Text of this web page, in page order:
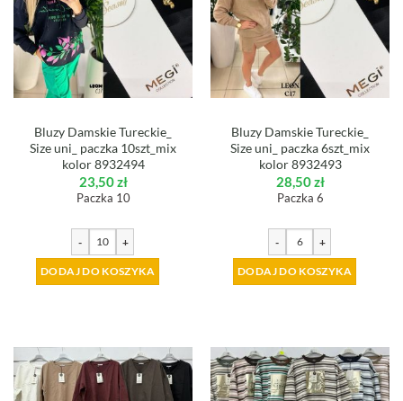
Bluzy Damskie Tureckie_
Size uni_ paczka 10szt_mix
kolor 8932494
23,50zł
Paczka 10
- +
DODAJ DO KOSZYKA
Bluzy Damskie Tureckie_
Size uni_ paczka 6szt_mix
kolor 8932493
28,50zł
Paczka 6
- +
DODAJ DO KOSZYKA